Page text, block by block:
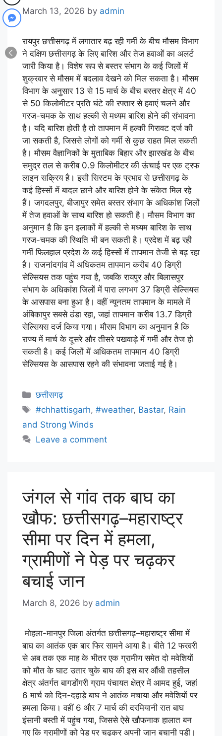
March 13, 2026 by admin
रायपुर छत्तीसगढ़ में लगातार बढ़ रही गर्मी के बीच मौसम विभाग
ने दक्षिण छत्तीसगढ़ के लिए बारिश और तेज हवाओं का अलर्ट
जारी किया है। विशेष रूप से बस्तर संभाग के कई जिलों में
शुक्रवार से मौसम में बदलाव देखने को मिल सकता है। मौसम
विभाग के अनुसार 13 से 15 मार्च के बीच बस्तर क्षेत्र में 40
से 50 किलोमीटर प्रति घंटे की रफ्तार से हवाएं चलने और
गरज-चमक के साथ हल्की से मध्यम बारिश होने की संभावना
है। यदि बारिश होती है तो तापमान में हल्की गिरावट दर्ज की
जा सकती है, जिससे लोगों को गर्मी से कुछ राहत मिल सकती
है। मौसम वैज्ञानिकों के मुताबिक बिहार और झारखंड के बीच
समुद्र तल से करीब 0.9 किलोमीटर की ऊंचाई पर एक ट्रफ
लाइन सक्रिय है। इसी सिस्टम के प्रभाव से छत्तीसगढ़ के
कई हिस्सों में बादल छाने और बारिश होने के संकेत मिल रहे
हैं। जगदलपुर, बीजापुर समेत बस्तर संभाग के अधिकांश जिलों
में तेज हवाओं के साथ बारिश हो सकती है। मौसम विभाग का
अनुमान है कि इन इलाकों में हल्की से मध्यम बारिश के साथ
गरज-चमक की स्थिति भी बन सकती है। प्रदेश में बढ़ रही
गर्मी फिलहाल प्रदेश के कई हिस्सों में तापमान तेजी से बढ़ रहा
है। राजनांदगांव में अधिकतम तापमान करीब 40 डिग्री
सेल्सियस तक पहुंच गया है, जबकि रायपुर और बिलासपुर
संभाग के अधिकांश जिलों में पारा लगभग 37 डिग्री सेल्सियस
के आसपास बना हुआ है। वहीं न्यूनतम तापमान के मामले में
अंबिकापुर सबसे ठंडा रहा, जहां तापमान करीब 13.7 डिग्री
सेल्सियस दर्ज किया गया। मौसम विभाग का अनुमान है कि
राज्य में मार्च के दूसरे और तीसरे पखवाड़े में गर्मी और तेज हो
सकती है। कई जिलों में अधिकतम तापमान 40 डिग्री
सेल्सियस के आसपास रहने की संभावना जताई गई है।
छत्तीसगढ़
#chhattisgarh,#weather, Bastar, Rain
and Strong Winds
Leave a comment
जंगल से गांव तक बाघ का
खौफ: छत्तीसगढ़–महाराष्ट्र
सीमा पर दिन में हमला,
ग्रामीणों ने पेड़ पर चढ़कर
बचाई जान
March 8, 2026 by admin
मोहला-मानपुर जिला अंतर्गत छत्तीसगढ़–महाराष्ट्र सीमा में
बाघ का आतंक एक बार फिर सामने आया है। बीते 12 फरवरी
से अब तक एक माह के भीतर एक ग्रामीण समेत दो मवेशियों
को मौत के घाट उतार चुके बाघ की इस बार औंधी तहसील
क्षेत्र अंतर्गत बागडोंगरी ग्राम पंचायत क्षेत्र में आमद हुई, जहां
6 मार्च को दिन-दहाड़े बाघ ने आतंक मचाया और मवेशियों पर
हमला किया। वहीं 6 और 7 मार्च की दरमियानी रात बाघ
इंसानी बस्ती में पहुंच गया, जिससे ऐसे खौफनाक हालात बन
गए कि ग्रामीणों को पेड़ पर चढ़कर अपनी जान बचानी पड़ी।